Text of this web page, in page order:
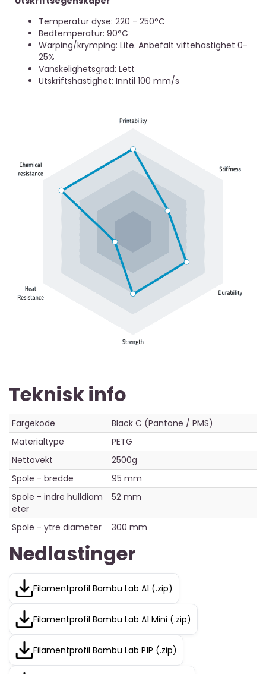
Temperatur dyse: 220 - 250°C
Bedtemperatur: 90°C
Warping/krymping: Lite. Anbefalt viftehastighet 0-
25%
Vanskelighetsgrad: Lett
Utskriftshastighet: Inntil 100 mm/s
Teknisk info
Fargekode
Black C (Pantone / PMS)
Materialtype
PETG
Nettovekt
2500g
Spole - bredde
95 mm
Spole - indre hulldiam
eter
52 mm
Spole - ytre diameter 300 mm
Nedlastinger
Filamentprofil Bambu Lab A1 (.zip)
Filamentprofil Bambu Lab A1 Mini (.zip)
Filamentprofil Bambu Lab P1P (.zip)